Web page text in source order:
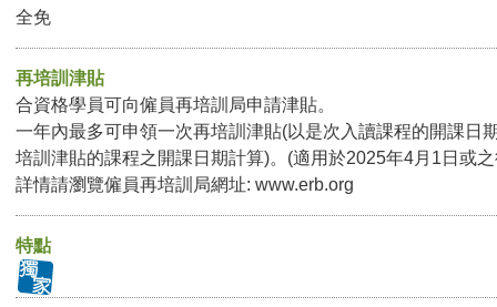
全免
再培訓津貼
合資格學員可向僱員再培訓局申請津貼。
一年內最多可申領一次再培訓津貼(以是次入讀課程的開課日
培訓津貼的課程之開課日期計算)。(適用於2025年4月1日或
詳情請瀏覽僱員再培訓局網址: www.erb.org
特點